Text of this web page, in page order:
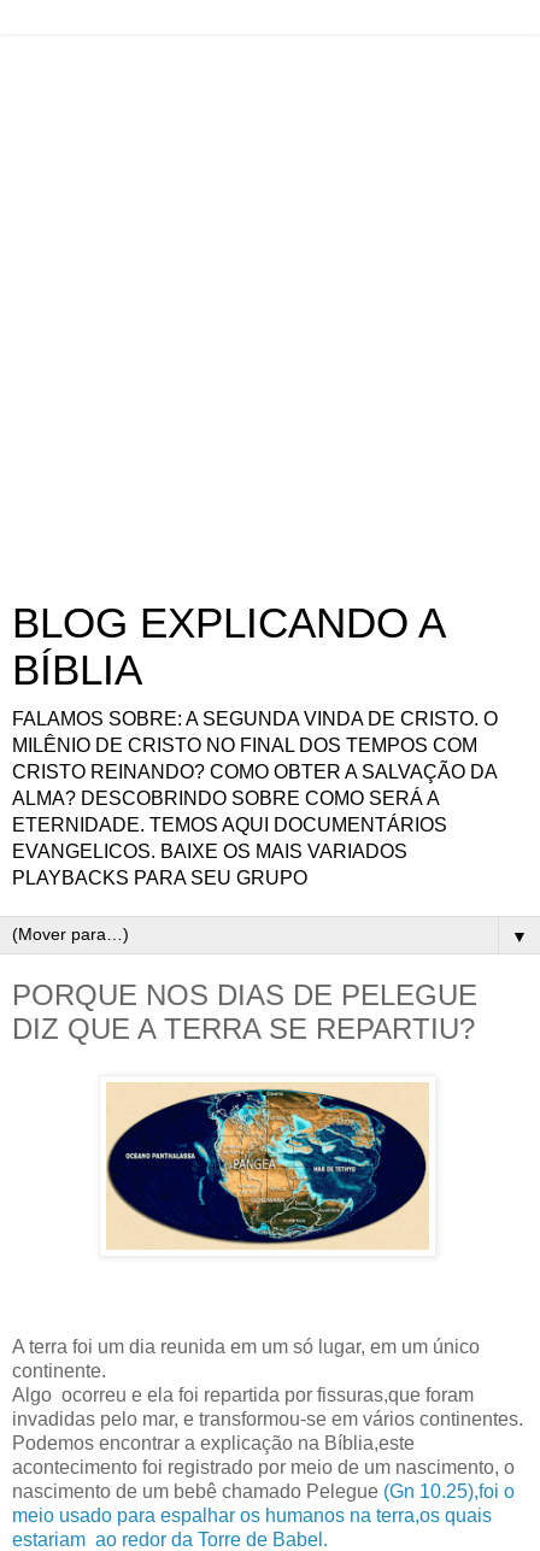
BLOG EXPLICANDO A
BÍBLIA
FALAMOS SOBRE: A SEGUNDA VINDA DE CRISTO. O
MILÊNIO DE CRISTO NO FINAL DOS TEMPOS COM
CRISTO REINANDO? COMO OBTER A SALVAÇÃO DA
ALMA? DESCOBRINDO SOBRE COMO SERÁ A
ETERNIDADE. TEMOS AQUI DOCUMENTÁRIOS
EVANGELICOS. BAIXE OS MAIS VARIADOS
PLAYBACKS PARA SEU GRUPO
▼
PORQUE NOS DIAS DE PELEGUE
DIZ QUE A TERRA SE REPARTIU?
A terra foi um dia reunida em um só lugar, em um único
continente.
Algo ocorreu e ela foi repartida por fissuras,que foram
invadidas pelo mar, e transformou-se em vários continentes.
Podemos encontrar a explicação na Bíblia,este
acontecimento foi registrado por meio de um nascimento, o
nascimento de um bebê chamado Pelegue (Gn 10.25),foi o
meio usado para espalhar os humanos na terra,os quais
estariam ao redor da Torre de Babel.